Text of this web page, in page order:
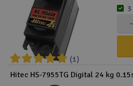
(1)
-
Hitec HS-7955TG Digital 24 kg